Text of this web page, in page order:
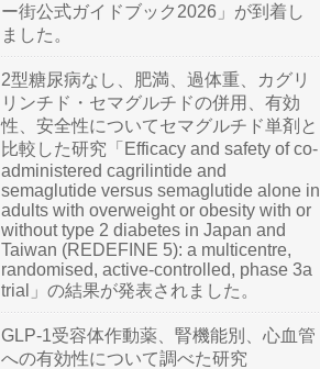
ー街公式ガイドブック2026」が到着し
ました。
2型糖尿病なし、肥満、過体重、カグリ
リンチド・セマグルチドの併用、有効
性、安全性についてセマグルチド単剤と
比較した研究「Efficacy and safety of co-
administered cagrilintide and
semaglutide versus semaglutide alone in
adults with overweight or obesity with or
without type 2 diabetes in Japan and
Taiwan (REDEFINE 5): a multicentre,
randomised, active-controlled, phase 3a
trial」の結果が発表されました。
GLP-1受容体作動薬、腎機能別、心血管
への有効性について調べた研究